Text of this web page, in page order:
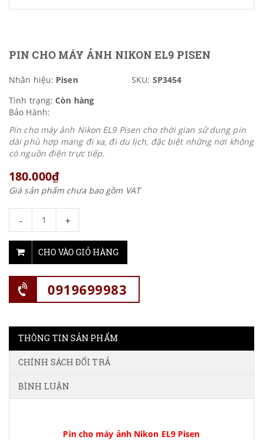
PIN CHO MÁY ẢNH NIKON EL9 PISEN
Nhãn hiệu: Pisen SKU: SP3454
Tình trạng: Còn hàng
Bảo Hành:
Pin cho máy ảnh Nikon EL9 Pisen cho thời gian sử dung pin
dài phù hợp mang đi xa, đi du lịch, đặc biệt những nơi không
có nguồn điện trực tiếp.
180.000₫
Giá sản phẩm chưa bao gồm VAT
- +
CHO VÀO GIỎ HÀNG
0919699983
THÔNG TIN SẢN PHẨM
CHÍNH SÁCH ĐỔI TRẢ
BÌNH LUẬN
Pin cho máy ảnh Nikon EL9 Pisen